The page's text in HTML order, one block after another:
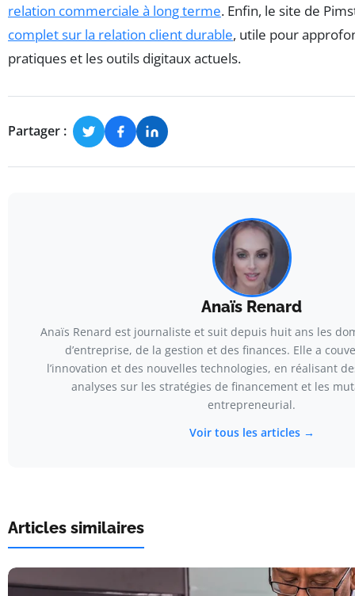
relation commerciale à long terme. Enfin, le site de
complet sur la relation client durable, utile pour
pratiques et les outils digitaux actuels.
Partager :
Anaïs Renard
Anaïs Renard est journaliste et suit depuis huit ans les
d’entreprise, de la gestion et des finances. Elle a
l’innovation et des nouvelles technologies, en réalisant
analyses sur les stratégies de financement et les
entrepreneurial.
Voir tous les articles →
Articles similaires